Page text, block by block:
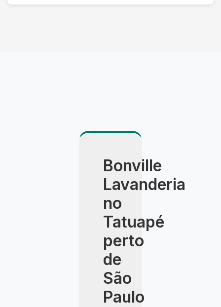
adicional para garantir o melhor resultado.
Bonville
Lavanderia
no
Tatuapé
perto
de
São
Paulo